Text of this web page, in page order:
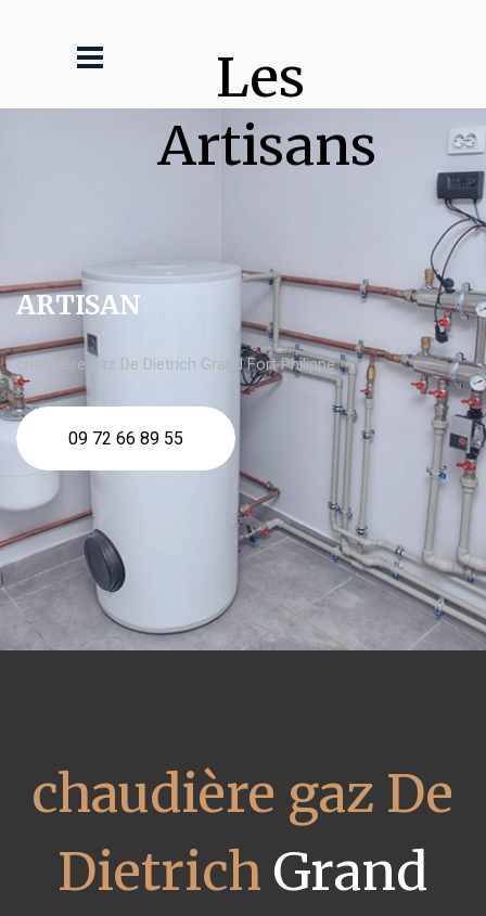
Les
Artisans
ARTISAN
chaudière gaz De Dietrich Grand Fort Philippe
09 72 66 89 55
chaudière gaz De
Dietrich Grand